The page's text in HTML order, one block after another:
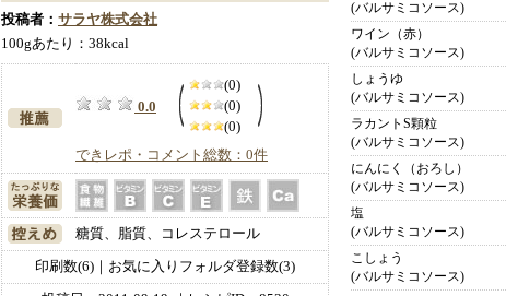
投稿者： サラヤ株式会社
100gあたり：38kcal
0.0
(0)
(0)
(0)
できレポ・コメント総数：0件
糖質、脂質、コレステロール
印刷数(6)｜お気に入りフォルダ登録数(3)
(バルサミコソース)
ワイン（赤）
(バルサミコソース)
しょうゆ
(バルサミコソース)
ラカントS顆粒
(バルサミコソース)
にんにく（おろし）
(バルサミコソース)
塩
(バルサミコソース)
こしょう
(バルサミコソース)